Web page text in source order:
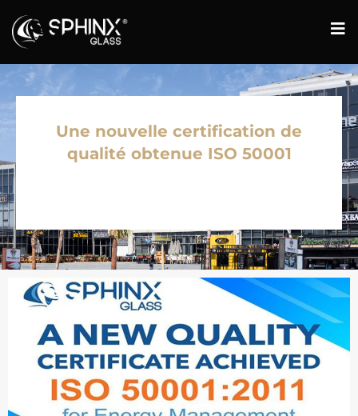
Une nouvelle certification de
qualité obtenue ISO 50001